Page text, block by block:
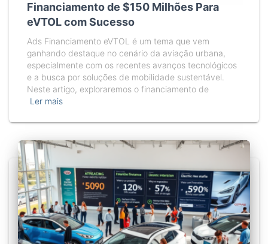
Financiamento de $150 Milhões Para
eVTOL com Sucesso
Ads Financiamento eVTOL é um tema que vem
ganhando destaque no cenário da aviação urbana,
especialmente com os recentes avanços tecnológicos
e a busca por soluções de mobilidade sustentável.
Neste artigo, exploraremos o financiamento de
Ler mais